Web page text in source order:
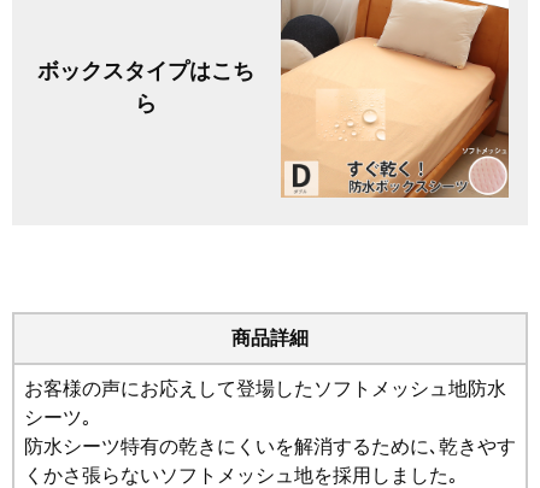
ボックスタイプはこち
ら
商品詳細
お客様の声にお応えして登場したソフトメッシュ地防水
シーツ｡
防水シーツ特有の乾きにくいを解消するために､乾きやす
くかさ張らないソフトメッシュ地を採用しました｡